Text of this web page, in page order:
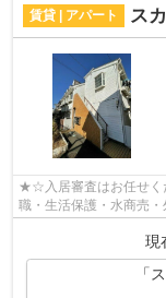
賃貸 | アパート ス
★☆入居審査はお任せく
職・生活保護・水商売・
ット非公開の物件から
現
「